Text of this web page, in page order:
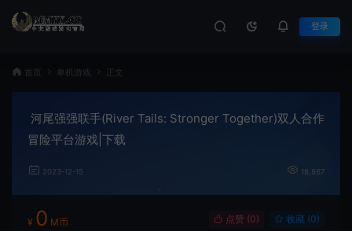
登录
首页 单机游戏 正文
河尾强强联手(River Tails: Stronger Together)双人合作
冒险平台游戏|下载
2023-12-15 18,867
¥ 0 M币 点赞 (0) 收藏 (0)